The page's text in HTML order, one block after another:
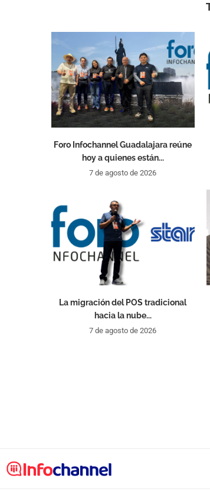
Foro Infochannel Guadalajara reúne
hoy a quienes están...
7 de agosto de 2026
La migración del POS tradicional
hacia la nube...
7 de agosto de 2026